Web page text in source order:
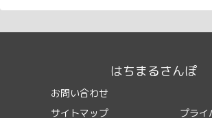
はちまるさんぽ
お問い合わせ
サイトマップ
プライ